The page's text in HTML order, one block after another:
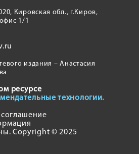
Кировская обл., г.Киров,
1/1
издания – Анастасия
ресурсе
технологии.
Copyright © 2025